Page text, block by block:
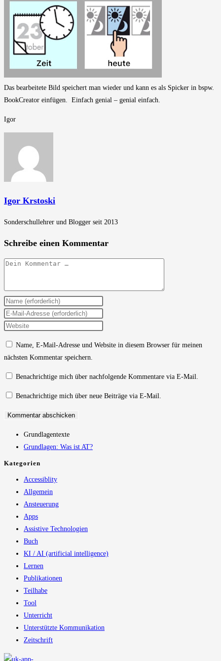
Das bearbeitete Bild speichert man wieder und kann es als Spicker in bspw.
BookCreator einfügen. Einfach genial – genial einfach.
Igor
Igor Krstoski
Sonderschullehrer und Blogger seit 2013
Schreibe einen Kommentar
Kommentar
Gib
deinen
Namen
Benutzernamen
Kommentieren
Gib
deine
zum
ein
Gib
ein
Name, E-Mail-Adresse und Website in diesem Browser für meinen
nächsten Kommentar speichern.
Benachrichtige mich über nachfolgende Kommentare via E-Mail.
Benachrichtige mich über neue Beiträge via E-Mail.
Grundlagentexte
Grundlagen: Was ist AT?
Kategorien
Accessiblity
Allgemein
Ansteuerung
Apps
Assistive Technologien
Buch
KI / AI (artificial intelligence)
Lernen
Publikationen
Teilhabe
Tool
Unterricht
Unterstützte Kommunikation
Zeitschrift